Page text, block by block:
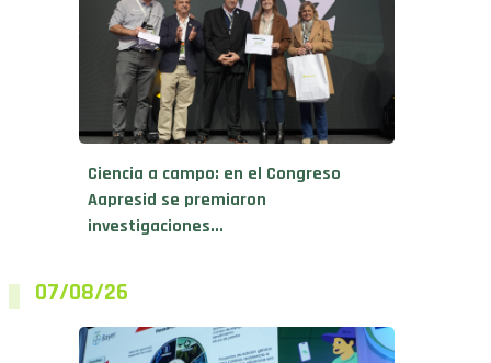
Ciencia a campo: en el Congreso
Aapresid se premiaron
investigaciones...
07/08/26